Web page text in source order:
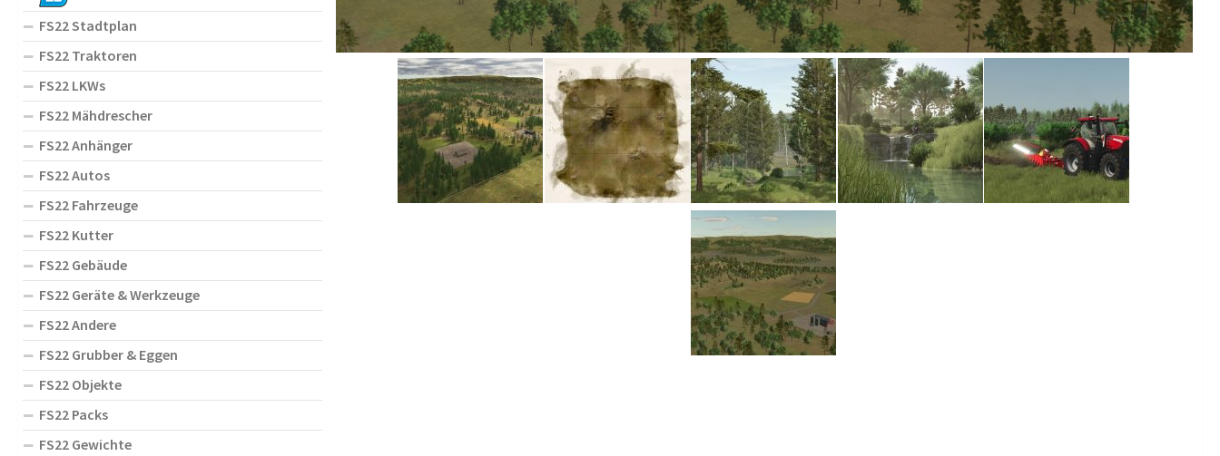
FS22 Stadtplan
FS22 Traktoren
FS22 LKWs
FS22 Mähdrescher
FS22 Anhänger
FS22 Autos
FS22 Fahrzeuge
FS22 Kutter
FS22 Gebäude
FS22 Geräte & Werkzeuge
FS22 Andere
FS22 Grubber & Eggen
FS22 Objekte
FS22 Packs
FS22 Gewichte